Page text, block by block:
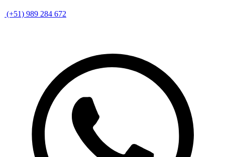
(+51) 989 284 672